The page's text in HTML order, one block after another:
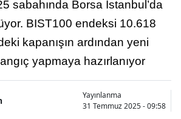
sabahında Borsa İstanbul’da
BIST100 endeksi 10.618
kapanışın ardından yeni
yapmaya hazırlanıyor
Yayınlanma
31 Temmuz 2025 - 09:58